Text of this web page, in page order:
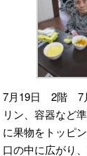
7月19日 2階 7
リン、容器など
に果物をトッピ
口の中に広がり